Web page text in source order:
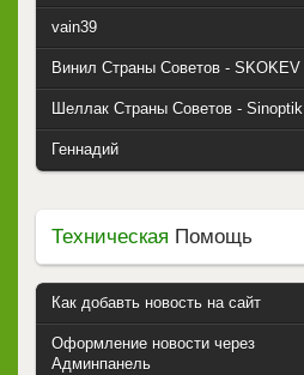
vain39
Винил Страны Советов - SKOKEV
Шеллак Страны Советов - Sinoptik
Геннадий
Техническая Помощь
Как добавть новость на сайт
Оформление новости через
Админпанель